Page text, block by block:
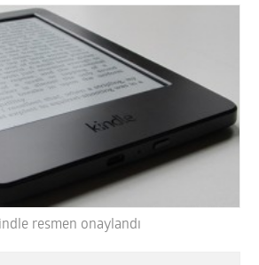
resmen onaylandı